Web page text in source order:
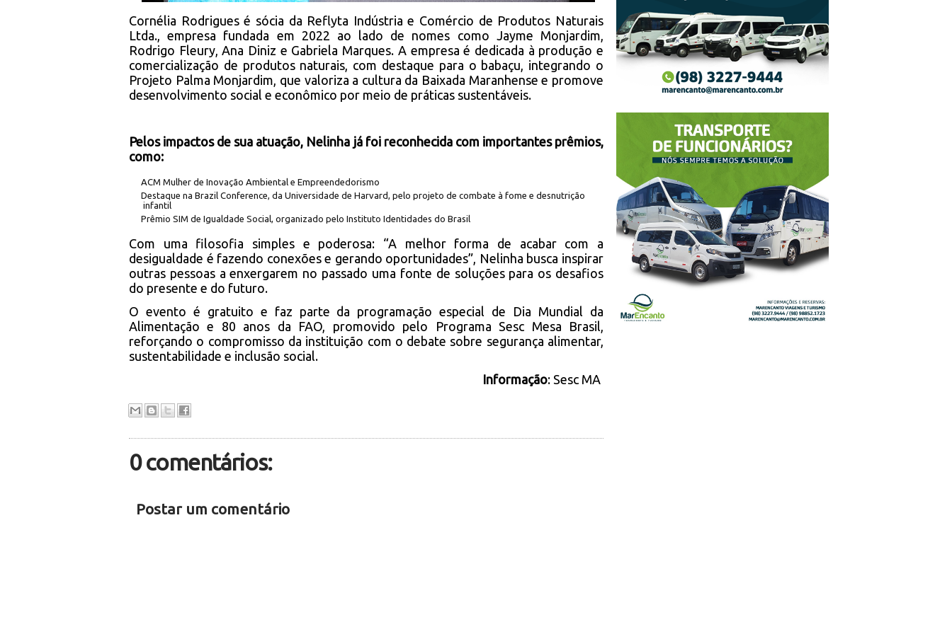
Cornélia Rodrigues é sócia da Reflyta Indústria e Comércio de Produtos Naturais
Ltda., empresa fundada em 2022 ao lado de nomes como Jayme Monjardim,
Rodrigo Fleury, Ana Diniz e Gabriela Marques. A empresa é dedicada à produção e
comercialização de produtos naturais, com destaque para o babaçu, integrando o
Projeto Palma Monjardim, que valoriza a cultura da Baixada Maranhense e promove
desenvolvimento social e econômico por meio de práticas sustentáveis.
Pelos impactos de sua atuação, Nelinha já foi reconhecida com importantes prêmios,
como:
ACM Mulher de Inovação Ambiental e Empreendedorismo
Destaque na Brazil Conference, da Universidade de Harvard, pelo projeto de combate à fome e desnutrição
infantil
Prêmio SIM de Igualdade Social, organizado pelo Instituto Identidades do Brasil
Com uma filosofia simples e poderosa: “A melhor forma de acabar com a
desigualdade é fazendo conexões e gerando oportunidades”, Nelinha busca inspirar
outras pessoas a enxergarem no passado uma fonte de soluções para os desafios
do presente e do futuro.
O evento é gratuito e faz parte da programação especial de Dia Mundial da
Alimentação e 80 anos da FAO, promovido pelo Programa Sesc Mesa Brasil,
reforçando o compromisso da instituição com o debate sobre segurança alimentar,
sustentabilidade e inclusão social.
Informação: Sesc MA
0 comentários:
Postar um comentário